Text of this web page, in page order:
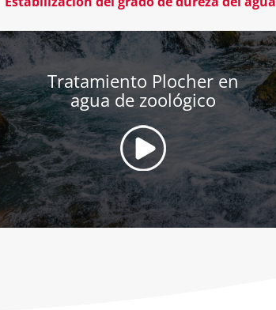
Tratamiento Plocher en
agua de zoológico